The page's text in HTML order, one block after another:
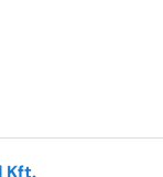
Kft.